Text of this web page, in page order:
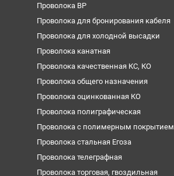
Проволока ВР
Проволока для бронирования кабеля
Проволока для холодной высадки
Проволока канатная
Проволока качественная КС, КО
Проволока общего назначения
Проволока оцинкованная КО
Проволока полиграфическая
Проволока с полимерным покрытием
Проволока стальная Егоза
Проволока телеграфная
Проволока торговая, гвоздильная